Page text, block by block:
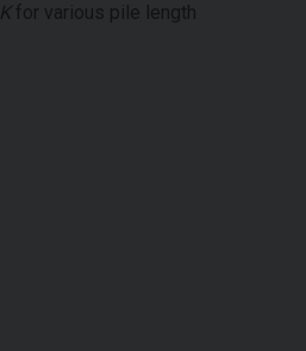
Kfor various pile length